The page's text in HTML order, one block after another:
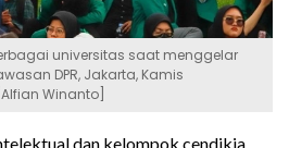
universitas saat menggelar
DPR, Jakarta, Kamis
Winanto]
dan kelompok cendikia